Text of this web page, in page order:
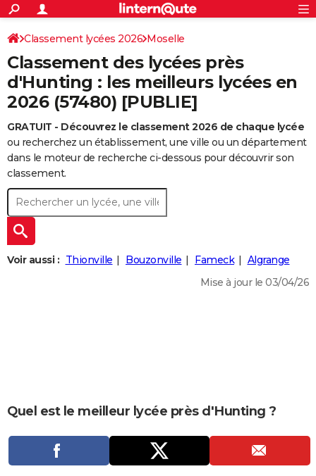
ACTUALITÉS
Politique
Société
Faits Divers
Education
Monde
Villes
+
SPORT
Coupe du monde 2026
Football
Tennis
Cyclisme
Rugby
Forum
CULTURE
Programme TV
TNT
Streaming
Cinéma
Sorties cinéma
Musique
+
FINANCE
Retraite
Impôts
Epargne
Immobilier
Risques naturels par ville
Banque
Assurance
Crédit
AUTO
Essais
Réserver un essai
Citadines
Berlines
SUV
Forum auto
+
HIGH-TECH
BRICOLAGE
Forum
Aménagement intérieur
Extérieur
Cuisine
Salle de bains
Jardinage
Rangement
+WEEK-END
Guides de France
Escapades
Patrimoine
Expositions
Musées
Week-end nature
+
LIFESTYLE
CARTE DE VOEUX
Carte de Noël
Carte Bonne année
Carte Saint-Valentin
Carte Pâques
Carte d'anniversaire
DICTIONNAIRE
S'inscrire
Connexion
Classement lycées 2026 Moselle
Classement des lycées près
d'Hunting : les meilleurs lycées en
2026 (57480) [PUBLIE]
GRATUIT - Découvrez le classement 2026 de chaque lycée
ou recherchez un établissement, une ville ou un département
dans le moteur de recherche ci-dessous pour découvrir son
classement.
Voir aussi : Thionville Bouzonville Fameck
Algrange
Mise à jour le 03/04/26
Quel est le meilleur lycée près d'Hunting ?